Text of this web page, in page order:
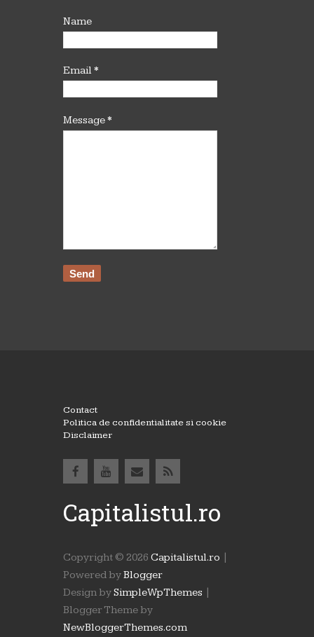
Name
Email*
Message*
Contact
Politica de confidentialitate si cookie
Disclaimer
Capitalistul.ro
Copyright © 2026 Capitalistul.ro
Powered byBlogger
Design bySimpleWpThemes
Blogger Theme by
NewBloggerThemes.com